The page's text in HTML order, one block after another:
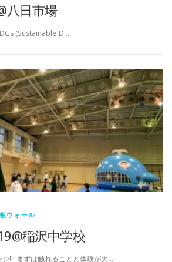
八日市場
(Sustainable D …
ウォール
稲沢中学校
!!! まずは触れることと体験が大 …